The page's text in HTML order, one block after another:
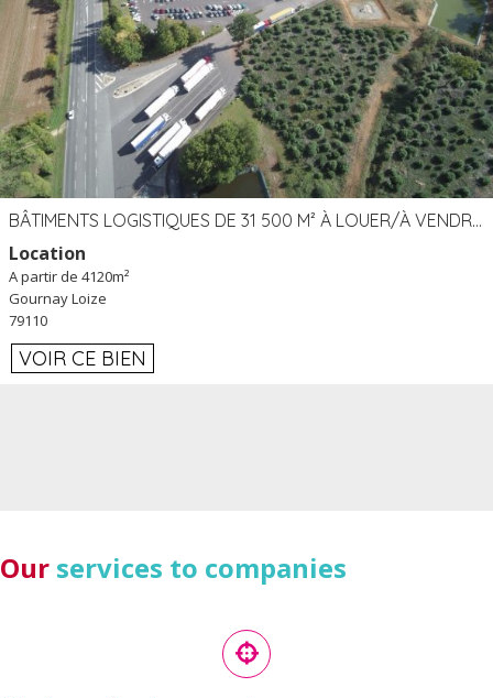
BÂTIMENTS LOGISTIQUES DE 31 500 M² À LOUER/À VENDRE SUR UN SITE DE 17 HA (79)
Location
A partir de 4120m²
Gournay Loize
79110
VOIR CE BIEN
Our services to companies